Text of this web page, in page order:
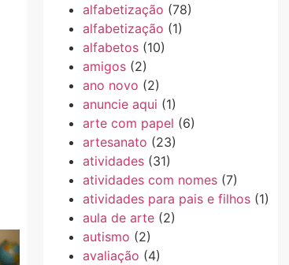
alfabetização (78)
alfabetização (1)
alfabetos(10)
amigos(2)
ano novo (2)
anuncie aqui (1)
arte com papel (6)
artesanato (23)
atividades(31)
atividades com nomes(7)
atividades para pais e filhos(1)
aula de arte(2)
autismo (2)
avaliação (4)